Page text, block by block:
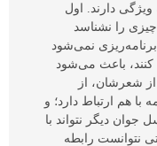
دارند. اول
را نشناسد
برنامه‌ریزی نمی‌شود
کنند، باعث می‌شود
شعرشان، از
با هم ارتباط دارد؛ و
دیگر نتواند با
نتوانست رابطه